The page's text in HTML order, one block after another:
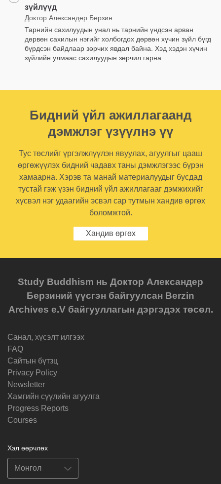
зүйлүүд
Доктор Александер Берзин
Тарнийн сахилуудын унал нь тарнийн үндсэн арван
дөрвөн сахилын нэгийг холбогдох дөрвөн хүчин зүйл бүгд
бүрдсэн байдлаар зөрчих явдал байна. Хэд хэдэн хүчин
зүйлийн улмаас сахилуудын зөрчил гарна.
Бидний үйл ажиллагаанд
дэмжлэг үзүүлнэ үү
Тус төслийг үргэлжлүүлэн явуулах, агуулгыг цааш
өргөжүүлэх бидний чадавх таны дэмжлэгээс бүрэн
хамаарна. Хэрэв та манай материалуудыг бусдад
тустай гэж үзэн бидний үйл ажиллагааг дэмжихийг
хүсвэл нэг удаагийн эсвэл сар тутмын хандив өргөх
боломжтой.
Хандив өргөх
Study Buddhism нь Доктор Александер
Берзиний үүсгэн байгуулсан Berzin
Archives e.V байгууллагын дэргэдэх төсөл.
Санал, хүсэлт илгээх
FAQ
Cайтын бүтзц
Privacy Policy
Newsletter
Хамгийн сүүлийн агуулга
Progress Reports
Courses
Хэл өөрчлөх